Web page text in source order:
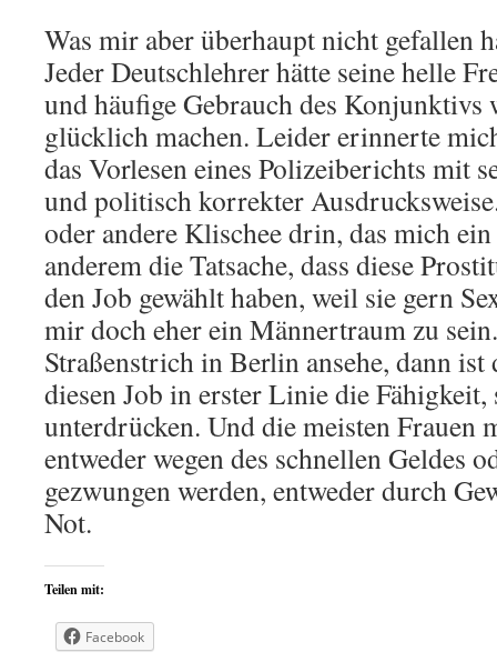
Was mir aber überhaupt nicht gefallen
Jeder Deutschlehrer hätte seine helle
und häufige Gebrauch des Konjunktivs
glücklich machen. Leider erinnerte
das Vorlesen eines Polizeiberichts mit
und politisch korrekter
oder andere Klischee drin, das mich
anderem die Tatsache, dass diese
den Job gewählt haben, weil sie gern
mir doch eher ein Männertraum zu
Straßenstrich in Berlin ansehe, dann
diesen Job in erster Linie die Fähigkeit,
unterdrücken. Und die meisten Frauen
entweder wegen des schnellen Geldes
gezwungen werden, entweder durch
Not.
Teilen mit:
Facebook